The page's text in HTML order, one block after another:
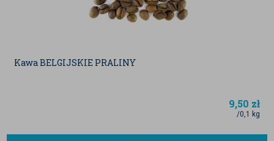
Kawa BELGIJSKIE PRALINY
9,50 zł
/0,1 kg